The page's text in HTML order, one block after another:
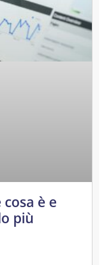
è e
più